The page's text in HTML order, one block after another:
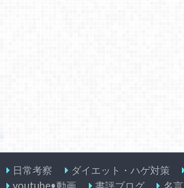
日常考察 ダイエット・ハゲ対策